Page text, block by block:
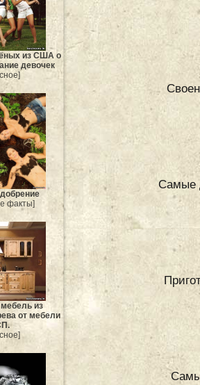
из США о
девочек
факты]
из
от мебели
Самые